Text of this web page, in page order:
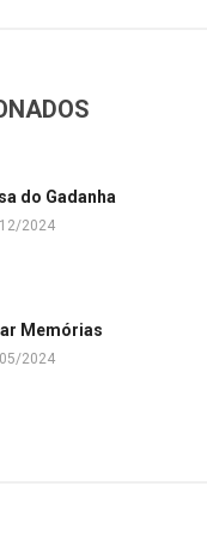
do Gadanha
2024
Memórias
2024